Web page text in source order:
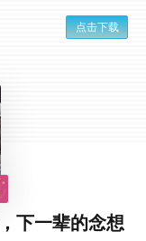
点击下载
下一辈的念想